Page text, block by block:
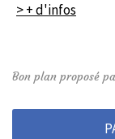
> + d'infos
Bon plan proposé